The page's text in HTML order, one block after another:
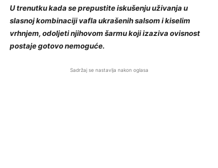
U trenutku kada se prepustite iskušenju uživanja u
slasnoj kombinaciji vafla ukrašenih salsom i kiselim
vrhnjem, odoljeti njihovom šarmu koji izaziva ovisnost
postaje gotovo nemoguće.
Sadržaj se nastavlja nakon oglasa